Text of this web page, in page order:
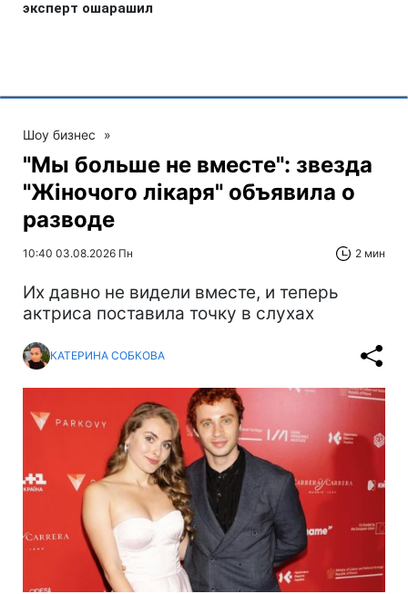
Шоу бизнес »
"Мы больше не вместе": звезда
"Жіночого лікаря" объявила о
разводе
10:40 03.08.2026 Пн 2 мин
Их давно не видели вместе, и теперь
актриса поставила точку в слухах
КАТЕРИНА СОБКОВА